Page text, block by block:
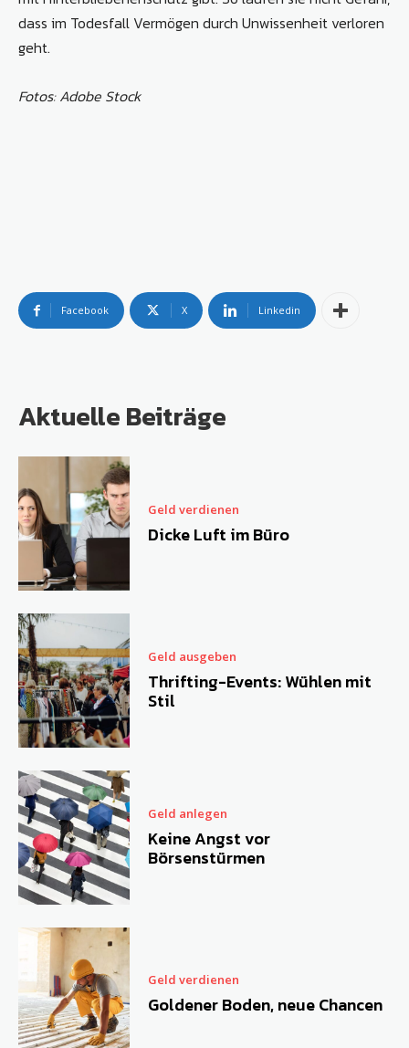
Aktuelle Beiträge
Geld verdienen
Dicke Luft im Büro
Geld ausgeben
Thrifting-Events: Wühlen mit
Stil
Geld anlegen
Keine Angst vor
Börsenstürmen
Geld verdienen
Goldener Boden, neue Chancen
dass im Todesfall Vermögen durch Unwissenheit verloren
geht.
Fotos: Adobe Stock
Facebook X Linkedin